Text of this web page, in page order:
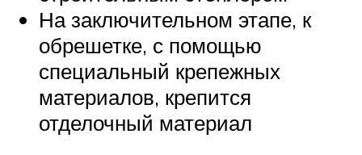
На заключительном этапе, к
обрешетке, с помощью
специальный крепежных
материалов, крепится
отделочный материал